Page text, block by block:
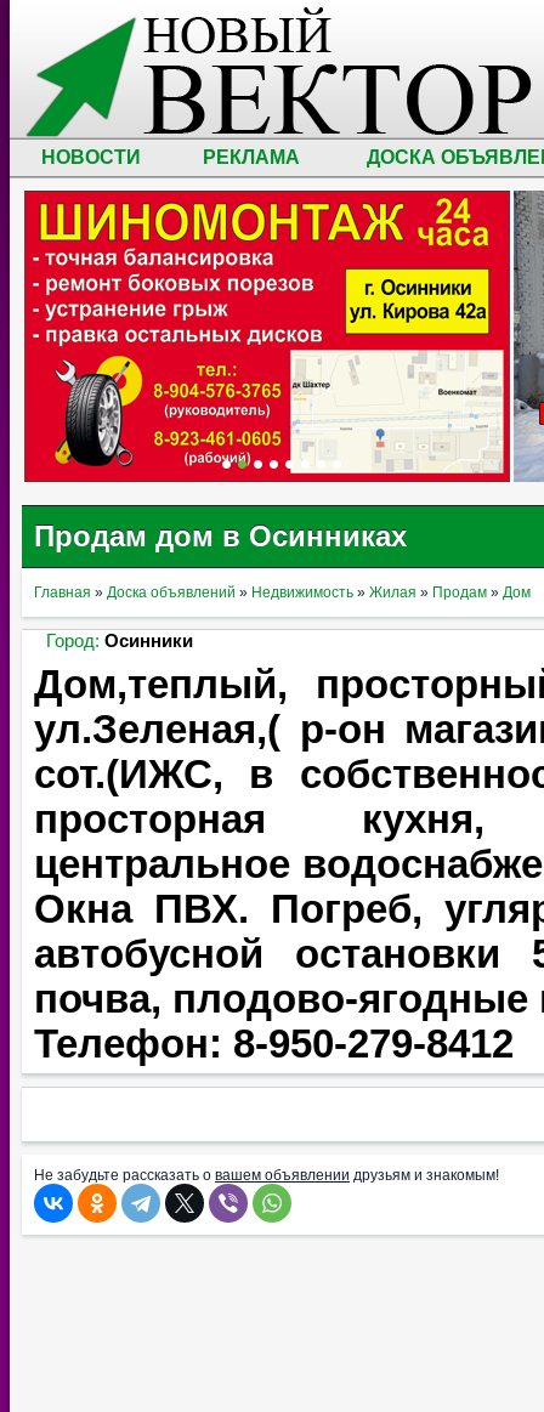
НОВОСТИ РЕКЛАМА ДОСКА
Продам дом в Осинниках
Главная » Доска объявлений » Недвижимость » Жилая » Продам » Дом
Город: Осинники
Дом,теплый,
ул.Зеленая,( р-он
сот.(ИЖС, в
просторная кухня,
центральное
Окна ПВХ. Погреб,
автобусной
почва, плодово-ягодные
Телефон: 8-950-279-8412
Не забудьте рассказать о вашем объявлении друзьям и знакомым!